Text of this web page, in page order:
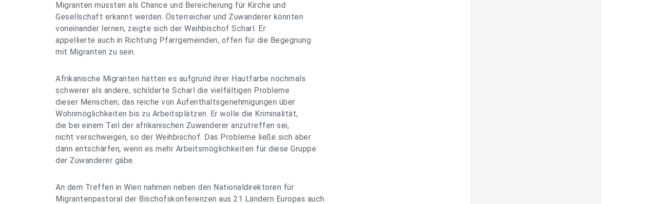
Migranten müssten als Chance und Bereicherung für Kirche und
Gesellschaft erkannt werden. Österreicher und Zuwanderer könnten
voneinander lernen, zeigte sich der Weihbischof Scharl. Er
appellierte auch in Richtung Pfarrgemeinden, offen für die Begegnung
mit Migranten zu sein.
Afrikanische Migranten hätten es aufgrund ihrer Hautfarbe nochmals
schwerer als andere, schilderte Scharl die vielfältigen Probleme
dieser Menschen; das reiche von Aufenthaltsgenehmigungen über
Wohnmöglichkeiten bis zu Arbeitsplätzen. Er wolle die Kriminalität,
die bei einem Teil der afrikanischen Zuwanderer anzutreffen sei,
nicht verschweigen, so der Weihbischof. Das Probleme ließe sich aber
dann entschärfen, wenn es mehr Arbeitsmöglichkeiten für diese Gruppe
der Zuwanderer gäbe.
An dem Treffen in Wien nahmen neben den Nationaldirektoren für
Migrantenpastoral der Bischofskonferenzen aus 21 Ländern Europas auch